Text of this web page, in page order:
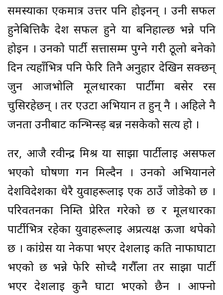
समस्याका एकमात्र उत्तर पनि होइनन् । उनी सफल
हुनेबित्तिकै देश सफल हुने या बनिहाल्छ भन्ने पनि
होइन । उनको पार्टी सत्तासम्म पुग्ने गरी ठूलो बनेको
दिन त्यहाँभित्र पनि फेरि तिनै अनुहार देखिन सक्छन्
जुन आजभोलि मूलधारका पार्टीमा बसेर रस
चुसिरहेछन् । तर एउटा अभियान त हुन् नै । अहिले नै
जनता उनीबाट कन्भिन्स्ड़ बन्न नसकेको सत्य हो ।
तर, आजै रवीन्द्र मिश्र या साझा पार्टीलाई असफल
भएको घोषणा गर्न मिल्दैन । उनको अभियानले
देशविदेशका धेरै युवाहरूलाई एक ठाउँ जोडेको छ ।
परिवर्तनका निम्ति प्रेरित गरेको छ र मूलधारका
पार्टीभित्र रहेका युवाहरूलाई अप्रत्यक्ष ऊर्जा थपेको
छ । कांग्रेस या नेकपा भएर देशलाई कति नाफाघाटा
भएको छ भन्ने फेरि सोच्दै गरौँला तर साझा पार्टी
भएर देशलाई कुनै घाटा भएको छैन । आफ्नो